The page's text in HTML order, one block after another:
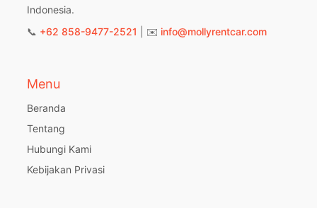
Indonesia.
📞 +62 858-9477-2521 | ✉️ info@mollyrentcar.com
Menu
Beranda
Tentang
Hubungi Kami
Kebijakan Privasi